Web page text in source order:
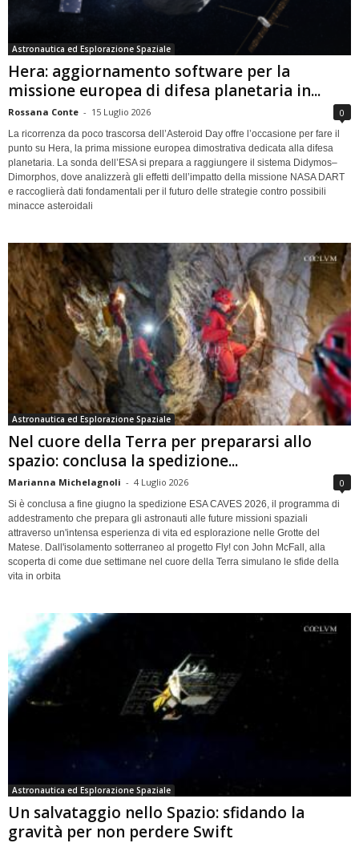
Astronautica ed Esplorazione Spaziale
Hera: aggiornamento software per la
missione europea di difesa planetaria in...
Rossana Conte - 15 Luglio 2026 0
La ricorrenza da poco trascorsa dell’Asteroid Day offre l’occasione per fare il
punto su Hera, la prima missione europea dimostrativa dedicata alla difesa
planetaria. La sonda dell’ESA si prepara a raggiungere il sistema Didymos–
Dimorphos, dove analizzerà gli effetti dell’impatto della missione NASA DART
e raccoglierà dati fondamentali per il futuro delle strategie contro possibili
minacce asteroidali
Astronautica ed Esplorazione Spaziale
Nel cuore della Terra per prepararsi allo
spazio: conclusa la spedizione...
Marianna Michelagnoli - 4 Luglio 2026 0
Si è conclusa a fine giugno la spedizione ESA CAVES 2026, il programma di
addestramento che prepara gli astronauti alle future missioni spaziali
attraverso un'intensa esperienza di vita ed esplorazione nelle Grotte del
Matese. Dall'isolamento sotterraneo al progetto Fly! con John McFall, alla
scoperta di come due settimane nel cuore della Terra simulano le sfide della
vita in orbita
Astronautica ed Esplorazione Spaziale
Un salvataggio nello Spazio: sfidando la
gravità per non perdere Swift